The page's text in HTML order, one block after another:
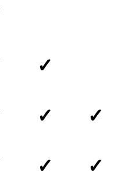
✓
✓ ✓
✓ ✓